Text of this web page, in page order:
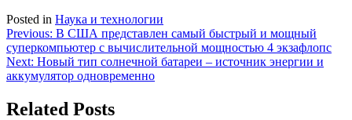
Posted in Наука и технологии
Навигация
по
записям
Previous: В США представлен самый быстрый и мощный
суперкомпьютер с вычислительной мощностью 4 экзафлопс
Next: Новый тип солнечной батареи – источник энергии и
аккумулятор одновременно
Related Posts